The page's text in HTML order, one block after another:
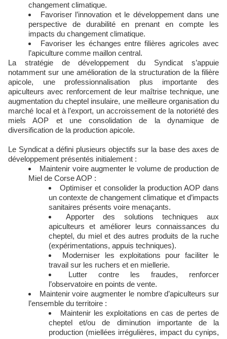
changement climatique.
Favoriser l’innovation et le développement dans une
perspective de durabilité en prenant en compte les
impacts du changement climatique.
Favoriser les échanges entre filières agricoles avec
l’apiculture comme maillon central.
La stratégie de développement du Syndicat s’appuie
notamment sur une amélioration de la structuration de la filière
apicole, une professionnalisation plus importante des
apiculteurs avec renforcement de leur maîtrise technique, une
augmentation du cheptel insulaire, une meilleure organisation du
marché local et à l’export, un accroissement de la notoriété des
miels AOP et une consolidation de la dynamique de
diversification de la production apicole.
Le Syndicat a défini plusieurs objectifs sur la base des axes de
développement présentés initialement :
Maintenir voire augmenter le volume de production de
Miel de Corse AOP :
Optimiser et consolider la production AOP dans
un contexte de changement climatique et d’impacts
sanitaires présents voire menaçants.
Apporter des solutions techniques aux
apiculteurs et améliorer leurs connaissances du
cheptel, du miel et des autres produits de la ruche
(expérimentations, appuis techniques).
Moderniser les exploitations pour faciliter le
travail sur les ruchers et en miellerie.
Lutter contre les fraudes, renforcer
l’observatoire en points de vente.
Maintenir voire augmenter le nombre d’apiculteurs sur
l’ensemble du territoire :
Maintenir les exploitations en cas de pertes de
cheptel et/ou de diminution importante de la
production (miellées irrégulières, impact du cynips,